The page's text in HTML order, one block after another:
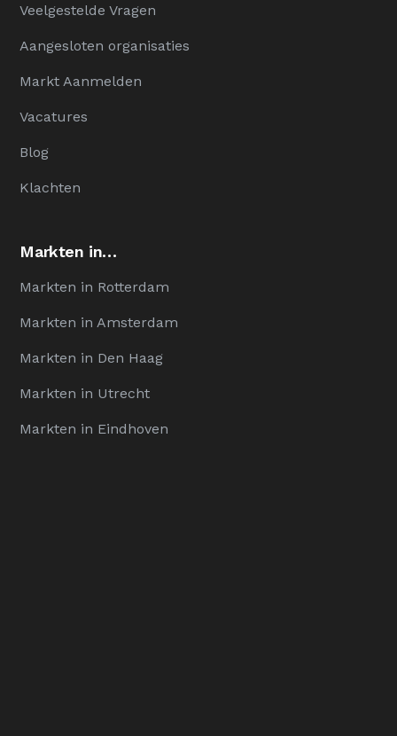
Veelgestelde Vragen
Aangesloten organisaties
Markt Aanmelden
Vacatures
Blog
Klachten
Markten in…
Markten in Rotterdam
Markten in Amsterdam
Markten in Den Haag
Markten in Utrecht
Markten in Eindhoven